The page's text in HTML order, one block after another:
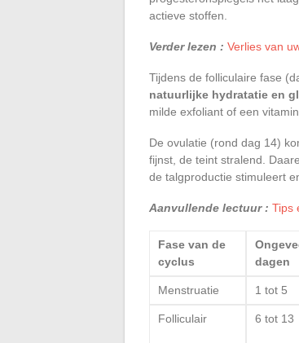
actieve stoffen.
Verder lezen : Verlies van
Tijdens de folliculaire fase
natuurlijke hydratatie en
milde exfoliant of een
De ovulatie (rond dag 14)
fijnst, de teint stralend.
de talgproductie stimuleert
Aanvullende lectuur : Tips
Fase van de
cyclus
dagen
Menstruatie 1 tot 5
Folliculair 6 tot 13